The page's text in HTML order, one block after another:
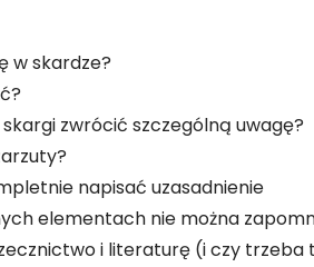
w skardze?
zwrócić szczególną uwagę?
napisać uzasadnienie
elementach nie można
i literaturę (i czy trzeba